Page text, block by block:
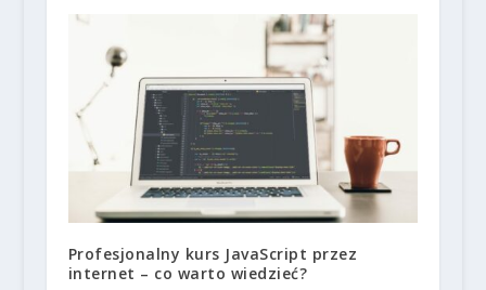
Profesjonalny kurs JavaScript przez
internet – co warto wiedzieć?